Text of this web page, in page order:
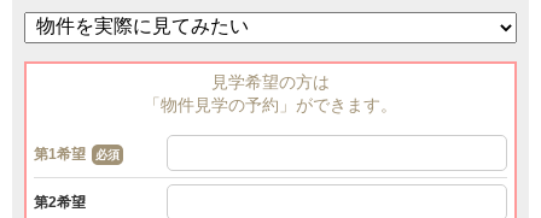
見学希望の方は
「物件見学の予約」ができます。
第1希望 必須
第2希望